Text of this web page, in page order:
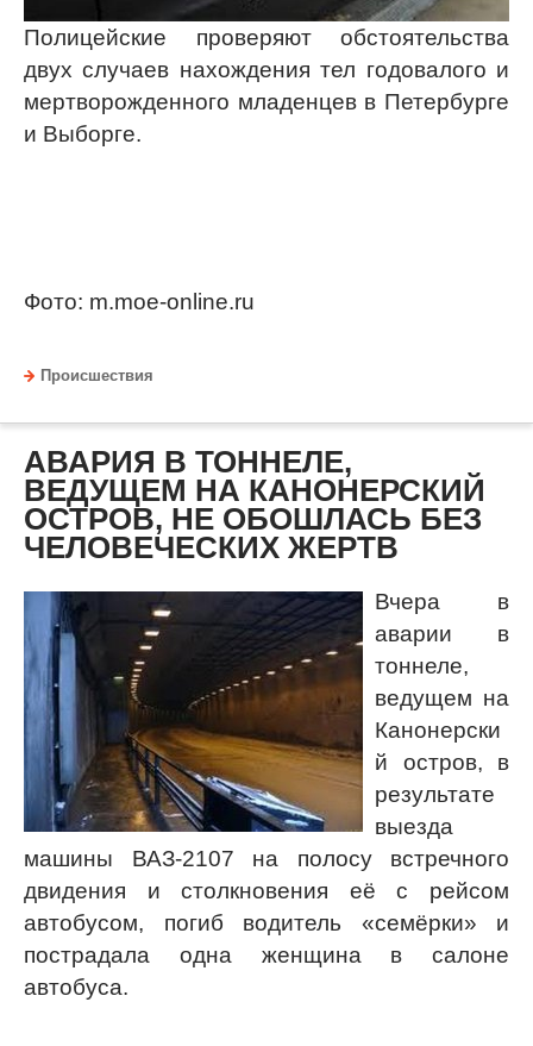
Полицейские проверяют обстоятельства
двух случаев нахождения тел годовалого и
мертворожденного младенцев в Петербурге
и Выборге.
Фото: m.moe-online.ru
Происшествия
АВАРИЯ В ТОННЕЛЕ,
ВЕДУЩЕМ НА КАНОНЕРСКИЙ
ОСТРОВ, НЕ ОБОШЛАСЬ БЕЗ
ЧЕЛОВЕЧЕСКИХ ЖЕРТВ
Вчера в
аварии в
тоннеле,
ведущем на
Канонерски
й остров, в
результате
выезда
машины ВАЗ-2107 на полосу встречного
двидения и столкновения её с рейсом
автобусом, погиб водитель «семёрки» и
пострадала одна женщина в салоне
автобуса.